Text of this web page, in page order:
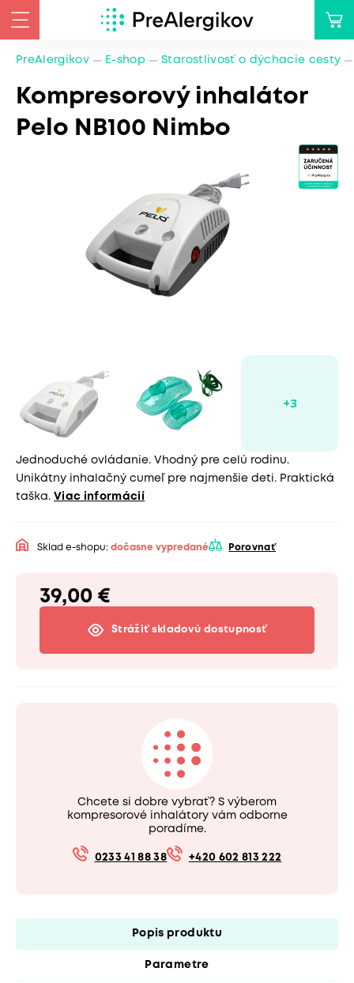
PreAlergikov E-shop Starostlivosť o dýchacie cesty
Kompresorový inhalátor
Pelo NB100 Nimbo
Jednoduché ovládanie. Vhodný pre celú rodinu.
Unikátny inhalačný cumeľ pre najmenšie deti. Praktická
taška. Viac informácií
Sklad e-shopu: dočasne vypredané Porovnať
39,00 €
Strážiť skladovú dostupnosť
Chcete si dobre vybrať? S výberom
kompresorové inhalátory vám odborne
poradíme.
0233 41 88 38 +420 602 813 222
Popis produktu
Parametre